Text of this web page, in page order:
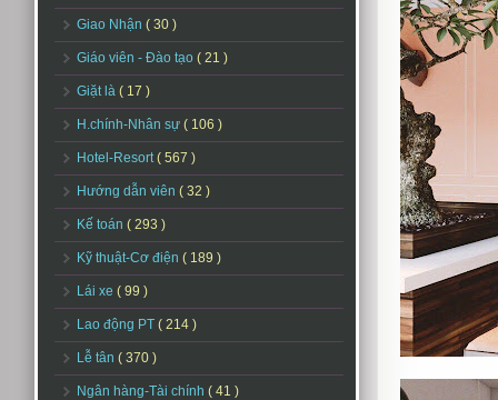
Giao Nhận ( 30 )
Giáo viên - Đào tạo ( 21 )
Giặt là ( 17 )
H.chính-Nhân sự ( 106 )
Hotel-Resort( 567 )
Hướng dẫn viên ( 32 )
Kế toán ( 293 )
Kỹ thuật-Cơ điện ( 189 )
Lái xe ( 99 )
Lao động PT ( 214 )
Lễ tân ( 370 )
Ngân hàng-Tài chính ( 41 )